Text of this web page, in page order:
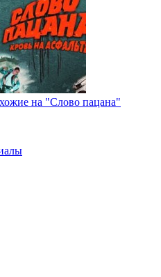
на "Слово пацана"